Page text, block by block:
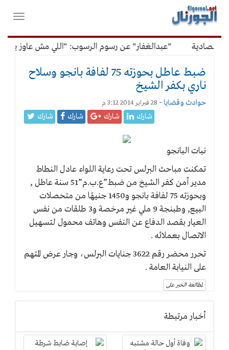
القائمة
الرئيسية
فتح
"عبدالغفار" عن رسوم الرسوب: "اللي مش عاوز
ضبط عاطل بحوزته 75 لفافة بانجو وسلاح
ناري بكفر الشيخ
حوادث وقضايا - 28 فبراير 2014 3:12 م
شارك شارك شارك شارك
نبات البانجو
تمكنت مباحث البرلس تحت رعاية اللواء عادل النطاط
مدير أمن كفر الشيخ من ضبط”ع.ب.م”51 سنة عاطل ,
وبحوزته 75 لفافة بانجو و1450 جنيهًا من متحصلات
البيع, وطبنجة 9 ملي غير مرخصة و3 طلقات من نفس
العيار بقصد الدفاع عن النفس وهاتف محمول لتسهيل
الاتصال بعملائه .
تحرر محضر رقم 3622 جنايات البرلس، وجار عرض المتهم
على النيابة العامة .
لمطالعة الخبر على
أخبار مرتبطة